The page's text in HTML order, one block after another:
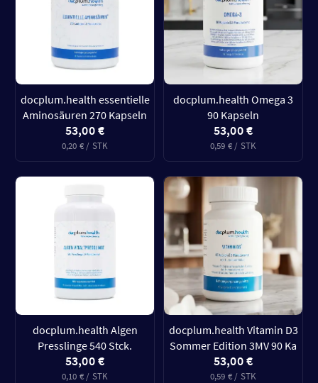
docplum.health essentielle
Aminosäuren 270 Kapseln
53,00 €
0,20 € / STK
docplum.health Omega 3
90 Kapseln
53,00 €
0,59 € / STK
docplum.health Algen
Presslinge 540 Stck.
53,00 €
0,10 € / STK
docplum.health Vitamin D3
Sommer Edition 3MV 90 Ka
53,00 €
0,59 € / STK